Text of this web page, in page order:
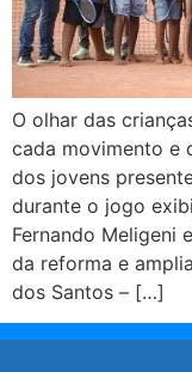
O olhar das
cada movimento e
dos jovens
durante o jogo
Fernando Meligeni
da reforma e
dos Santos – […]